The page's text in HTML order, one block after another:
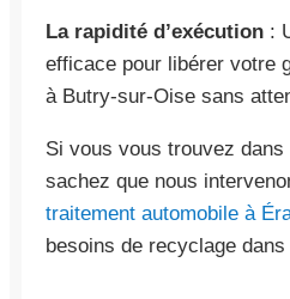
La rapidité d’exécution :
efficace pour libérer votre
à Butry-sur-Oise sans
Si vous vous trouvez
sachez que nous
traitement automobile à
besoins de recyclage